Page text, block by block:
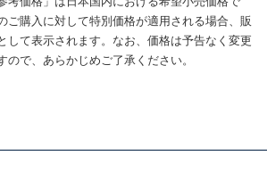
ご購入に対して特別価格が適用される場合、販
して表示されます。なお、価格は予告なく変更
で、あらかじめご了承ください。